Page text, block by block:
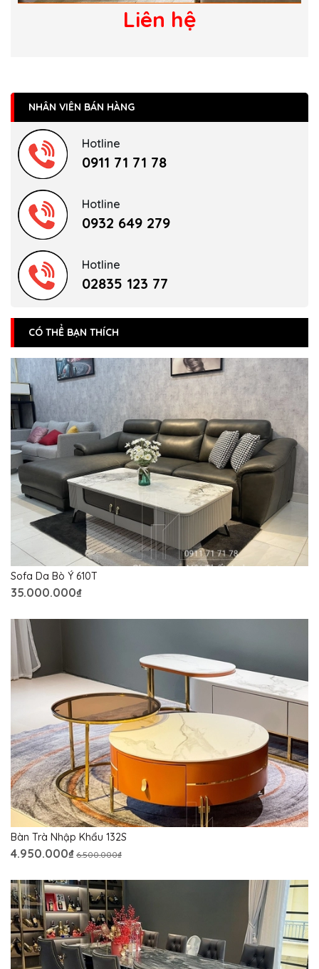
Liên hệ
NHÂN VIÊN BÁN HÀNG
Hotline
0911 71 71 78
Hotline
0932 649 279
Hotline
02835 123 77
CÓ THỂ BẠN THÍCH
Sofa Da Bò Ý 610T
35.000.000₫
Bàn Trà Nhập Khẩu 132S
4.950.000₫ 6.500.000₫